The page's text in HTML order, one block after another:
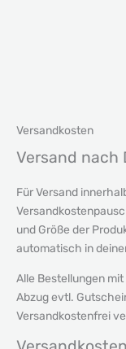
Versandkosten
Versand nach
Für Versand
und Größe der
automatisch in
Alle Bestellungen
Abzug evtl.
Versandkostenfrei